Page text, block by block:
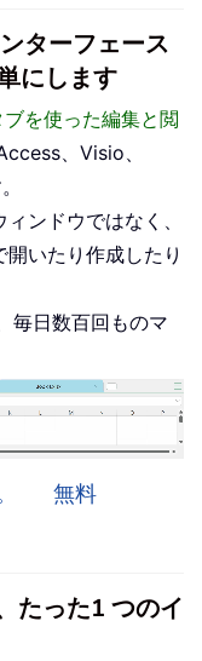
ターフェース
にします
を使った編集と閲
、Visio、
ンドウではなく、
いたり作成したり
毎日数百回ものマ
無料
たった1 つのイ